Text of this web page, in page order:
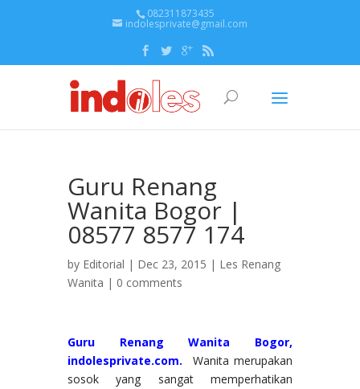
082311873435
indolesprivate@gmail.com
Guru Renang
Wanita Bogor |
08577 8577 174
by Editorial | Dec 23, 2015 | Les Renang
Wanita | 0 comments
Guru Renang Wanita Bogor,
indolesprivate.com.
Wanita merupakan
sosok yang sangat memperhatikan